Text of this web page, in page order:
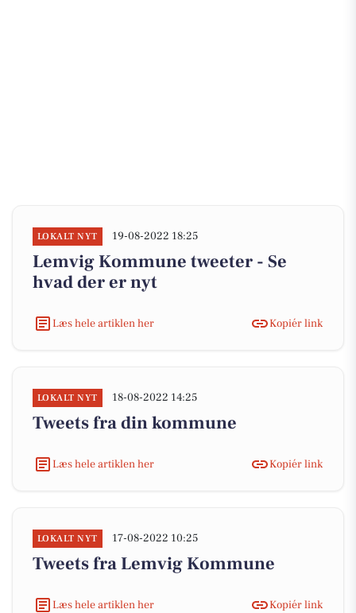
LOKALT NYT 19-08-2022 18:25
Lemvig Kommune tweeter - Se
hvad der er nyt
Læs hele artiklen her Kopiér link
LOKALT NYT 18-08-2022 14:25
Tweets fra din kommune
Læs hele artiklen her Kopiér link
LOKALT NYT 17-08-2022 10:25
Tweets fra Lemvig Kommune
Læs hele artiklen her Kopiér link